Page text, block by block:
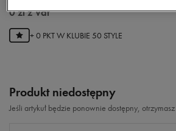
0złz Vat
+ 0 PKT W KLUBIE 50 STYLE
Produkt niedostępny
Jeśli artykuł będzie ponownie dostępny,